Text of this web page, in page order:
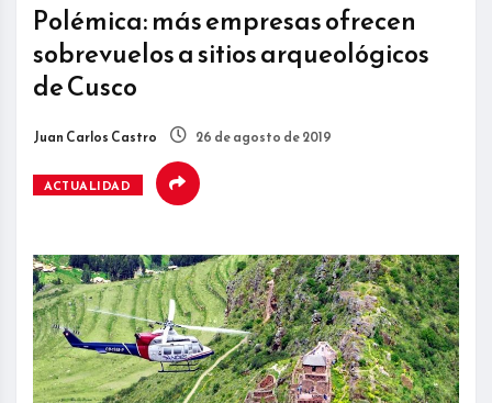
Polémica: más empresas ofrecen
sobrevuelos a sitios arqueológicos
de Cusco
Juan Carlos Castro 26 de agosto de 2019
ACTUALIDAD